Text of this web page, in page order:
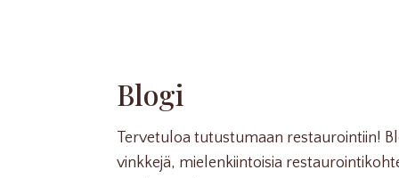
Blogi
Tervetuloa tutustumaan restaurointiin!
vinkkejä, mielenkiintoisia